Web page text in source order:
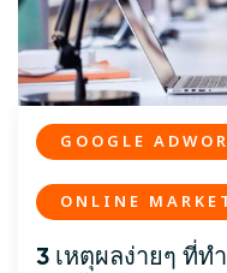
GOOGLE
ONLINE
3 เหตุผลง่ายๆ ที่ท